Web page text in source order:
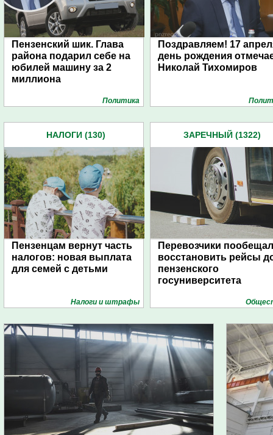
Пензенский шик. Глава
района подарил себе на
юбилей машину за 2
миллиона
Политика
Поздравляем! 17
день рождения
Николай Тихомиров
НАЛОГИ (130)
Пензенцам вернут часть
налогов: новая выплата
для семей с детьми
Налоги и штрафы
ЗАРЕЧНЫЙ (1322)
Перевозчики
восстановить рейсы
пензенского
госуниверситета